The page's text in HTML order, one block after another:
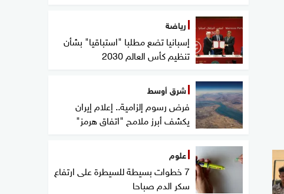
رياضة
إسبانيا تضع مطلبا "استباقيا" بشأن
تنظيم كأس العالم 2030
شرق أوسط
فرض رسوم إلزامية.. إعلام إيران
يكشف أبرز ملامح "اتفاق هرمز"
علوم
7 خطوات بسيطة للسيطرة على ارتفاع
سكر الدم صباحا